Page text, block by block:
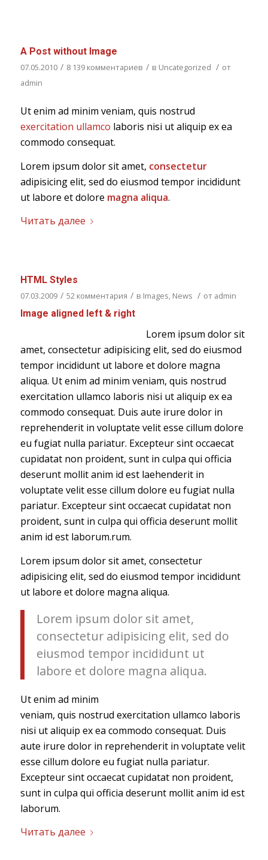
A Post without Image
07.05.2010 / 8 139 комментариев / в Uncategorized / от
admin
Ut enim ad minim veniam, quis nostrud
exercitation ullamco laboris nisi ut aliquip ex ea
commodo consequat.
Lorem ipsum dolor sit amet, consectetur
adipisicing elit, sed do eiusmod tempor incididunt
ut labore et dolore magna aliqua.
Читать далее
HTML Styles
07.03.2009 / 52 комментария / в Images, News / от admin
Image aligned left & right
Lorem ipsum dolor sit
amet, consectetur adipisicing elit, sed do eiusmod
tempor incididunt ut labore et dolore magna
aliqua. Ut enim ad minim veniam, quis nostrud
exercitation ullamco laboris nisi ut aliquip ex ea
commodo consequat. Duis aute irure dolor in
reprehenderit in voluptate velit esse cillum dolore
eu fugiat nulla pariatur. Excepteur sint occaecat
cupidatat non proident, sunt in culpa qui officia
deserunt mollit anim id est laehenderit in
voluptate velit esse cillum dolore eu fugiat nulla
pariatur. Excepteur sint occaecat cupidatat non
proident, sunt in culpa qui officia deserunt mollit
anim id est laborum.rum.
Lorem ipsum dolor sit amet, consectetur
adipisicing elit, sed do eiusmod tempor incididunt
ut labore et dolore magna aliqua.
Lorem ipsum dolor sit amet,
consectetur adipisicing elit, sed do
eiusmod tempor incididunt ut
labore et dolore magna aliqua.
Ut enim ad minim
veniam, quis nostrud exercitation ullamco laboris
nisi ut aliquip ex ea commodo consequat. Duis
aute irure dolor in reprehenderit in voluptate velit
esse cillum dolore eu fugiat nulla pariatur.
Excepteur sint occaecat cupidatat non proident,
sunt in culpa qui officia deserunt mollit anim id est
laborum.
Читать далее